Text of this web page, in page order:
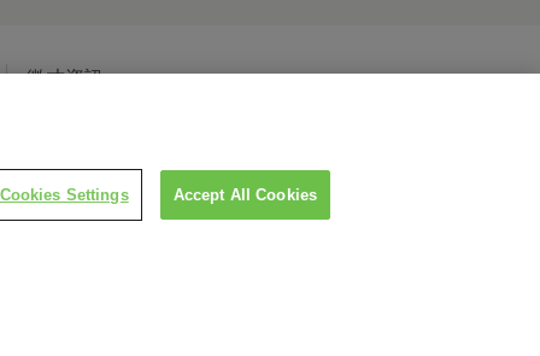
徵才資訊
Cookies Settings Accept All Cookies